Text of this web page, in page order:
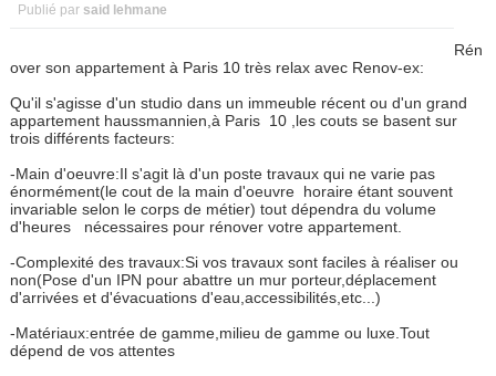
Publié par said lehmane
Rén
over son appartement à Paris 10 très relax avec Renov-ex:
Qu'il s'agisse d'un studio dans un immeuble récent ou d'un grand
appartement haussmannien,à Paris 10 ,les couts se basent sur
trois différents facteurs:
-Main d'oeuvre:Il s'agit là d'un poste travaux qui ne varie pas
énormément(le cout de la main d'oeuvre horaire étant souvent
invariable selon le corps de métier) tout dépendra du volume
d'heures nécessaires pour rénover votre appartement.
-Complexité des travaux:Si vos travaux sont faciles à réaliser ou
non(Pose d'un IPN pour abattre un mur porteur,déplacement
d'arrivées et d'évacuations d'eau,accessibilités,etc...)
-Matériaux:entrée de gamme,milieu de gamme ou luxe.Tout
dépend de vos attentes